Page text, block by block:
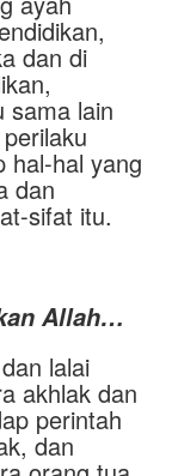
dan di
sama lain
hal-hal yang
dan
sifat itu.
Allah…
lalai
akhlak dan
perintah
dan